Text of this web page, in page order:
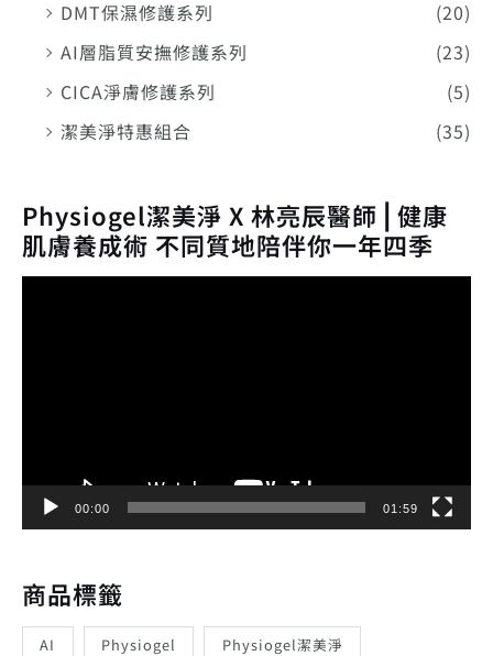
DMT保濕修護系列
(20)
AI層脂質安撫修護系列
(23)
CICA淨膚修護系列
(5)
潔美淨特惠組合
(35)
Physiogel潔美淨 X 林亮辰醫師⎪健康
肌膚養成術 不同質地陪伴你一年四季
00:00 01:59
商品標籤
AI Physiogel Physiogel潔美淨